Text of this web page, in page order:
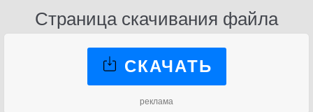
Страница скачивания файла
СКАЧАТЬ
реклама